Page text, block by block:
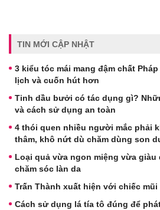
TIN MỚI CẬP NHẬT
3 kiểu tóc mái mang đậm chất
lịch và cuốn hút hơn
Tinh dầu bưởi có tác dụng gì?
và cách sử dụng an toàn
4 thói quen nhiều người mắc phải
thâm, khô nứt dù chăm dùng son
Loại quả vừa ngon miệng vừa
chăm sóc làn da
Trấn Thành xuất hiện với chiếc mũi
Cách sử dụng lá tía tô đúng để